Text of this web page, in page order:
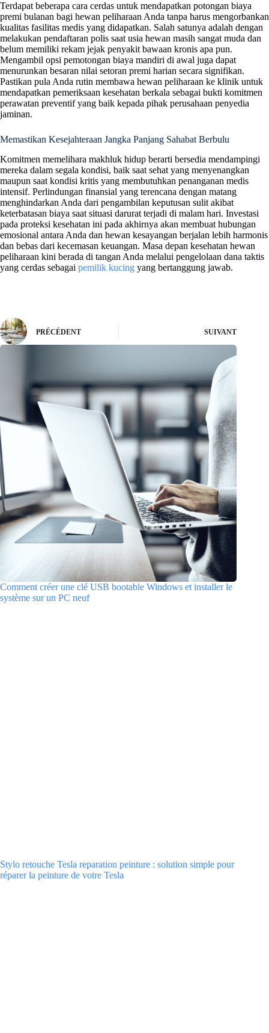
Terdapat beberapa cara cerdas untuk mendapatkan potongan biaya
premi bulanan bagi hewan peliharaan Anda tanpa harus mengorbankan
kualitas fasilitas medis yang didapatkan. Salah satunya adalah dengan
melakukan pendaftaran polis saat usia hewan masih sangat muda dan
belum memiliki rekam jejak penyakit bawaan kronis apa pun.
Mengambil opsi pemotongan biaya mandiri di awal juga dapat
menurunkan besaran nilai setoran premi harian secara signifikan.
Pastikan pula Anda rutin membawa hewan peliharaan ke klinik untuk
mendapatkan pemeriksaan kesehatan berkala sebagai bukti komitmen
perawatan preventif yang baik kepada pihak perusahaan penyedia
jaminan.
Memastikan Kesejahteraan Jangka Panjang Sahabat Berbulu
Komitmen memelihara makhluk hidup berarti bersedia mendampingi
mereka dalam segala kondisi, baik saat sehat yang menyenangkan
maupun saat kondisi kritis yang membutuhkan penanganan medis
intensif. Perlindungan finansial yang terencana dengan matang
menghindarkan Anda dari pengambilan keputusan sulit akibat
keterbatasan biaya saat situasi darurat terjadi di malam hari. Investasi
pada proteksi kesehatan ini pada akhirnya akan membuat hubungan
emosional antara Anda dan hewan kesayangan berjalan lebih harmonis
dan bebas dari kecemasan keuangan. Masa depan kesehatan hewan
peliharaan kini berada di tangan Anda melalui pengelolaan dana taktis
yang cerdas sebagai pemilik kucing yang bertanggung jawab.
PRÉCÉDENT SUIVANT
Comment créer une clé USB bootable Windows et installer le
système sur un PC neuf
Stylo retouche Tesla reparation peinture : solution simple pour
réparer la peinture de votre Tesla